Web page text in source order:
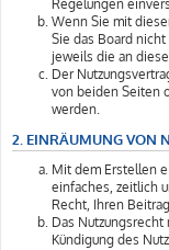
Regelungen
Wenn Sie mit
Sie das Board
jeweils die an
Der
von beiden Seiten
werden.
2. EINRÄUMUNG VON
Mit dem Erstellen
einfaches, zeitlich
Recht, Ihren
Das Nutzungsrecht
Kündigung des